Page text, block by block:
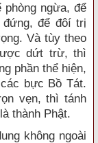
ngừa, để
đứng, để đôí trị
Và tùy theo
dứt trừ, thì
phần thể hiện,
bực Bồ Tát.
vẹn, thì tánh
thành Phật.
không ngoài